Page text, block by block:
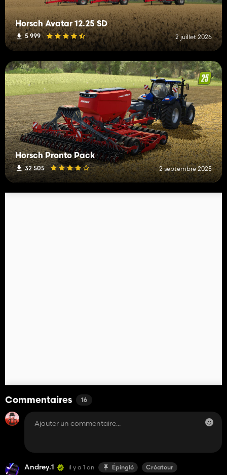
Horsch Avatar 12.25 SD
5 999 2 juillet 2026
Horsch Pronto Pack
32 505 2 septembre 2025
Commentaires 16
Andrey.1 il y a 1 an Épinglé Créateur